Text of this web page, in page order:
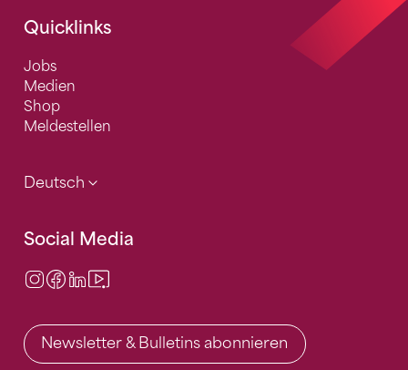
Quicklinks
Jobs
Medien
Shop
Meldestellen
Deutsch
Social Media
Instagram
Facebook
LinkedIn
Newsletter & Bulletins abonnieren